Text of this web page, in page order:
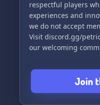
respectful players
experiences and
we do not accept
Visit discord.gg/
our welcoming
Join